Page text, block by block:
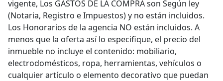
vigente, Los GASTOS DE LA COMPRA son Según ley
(Notaria, Registro e Impuestos) y no están incluidos.
Los Honorarios de la agencia NO están incluidos. A
menos que la oferta así lo especifique, el precio del
inmueble no incluye el contenido: mobiliario,
electrodomésticos, ropa, herramientas, vehículos o
cualquier artículo o elemento decorativo que puedan